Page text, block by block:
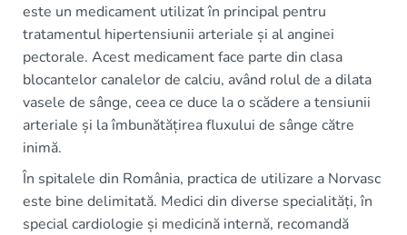
este un medicament utilizat în principal pentru
tratamentul hipertensiunii arteriale și al anginei
pectorale. Acest medicament face parte din clasa
blocantelor canalelor de calciu, având rolul de a dilata
vasele de sânge, ceea ce duce la o scădere a tensiunii
arteriale și la îmbunătățirea fluxului de sânge către
inimă.
În spitalele din România, practica de utilizare a Norvasc
este bine delimitată. Medici din diverse specialități, în
special cardiologie și medicină internă, recomandă